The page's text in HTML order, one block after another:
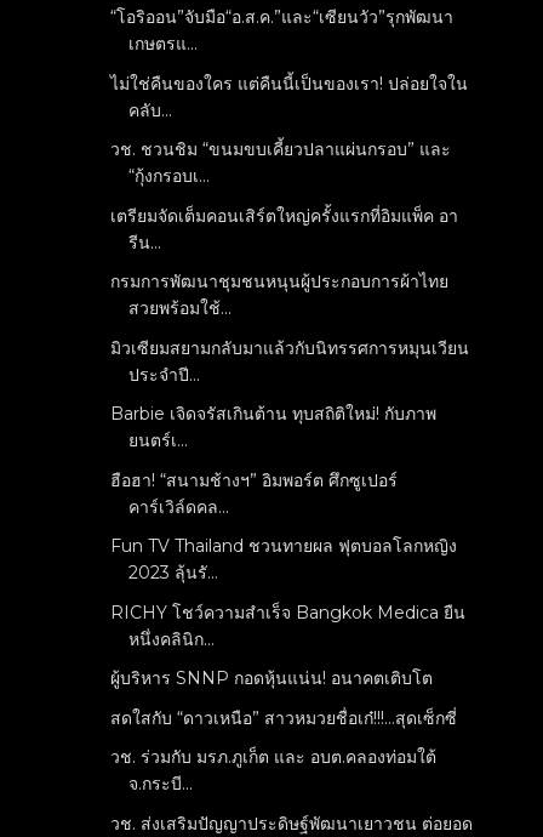
“โอริออน”จับมือ“อ.ส.ค.”และ“เซียนวัว”รุกพัฒนา
เกษตรแ...
ไม่ใช่คืนของใคร แต่คืนนี้เป็นของเรา! ปล่อยใจใน
คลับ...
วช. ชวนชิม “ขนมขบเคี้ยวปลาแผ่นกรอบ” และ
“กุ้งกรอบเ...
เตรียมจัดเต็มคอนเสิร์ตใหญ่ครั้งแรกที่อิมแพ็ค อา
รีน...
กรมการพัฒนาชุมชนหนุนผู้ประกอบการผ้าไทย
สวยพร้อมใช้...
มิวเซียมสยามกลับมาแล้วกับนิทรรศการหมุนเวียน
ประจำปี...
Barbie เจิดจรัสเกินต้าน ทุบสถิติใหม่! กับภาพ
ยนตร์เ...
ฮือฮา! “สนามช้างฯ” อิมพอร์ต ศึกซูเปอร์
คาร์เวิล์ดคล...
Fun TV Thailand ชวนทายผล ฟุตบอลโลกหญิง
2023 ลุ้นรั...
RICHY โชว์ความสำเร็จ Bangkok Medica ยืน
หนึ่งคลินิก...
ผู้บริหาร SNNP กอดหุ้นแน่น! อนาคตเติบโต
สดใสกับ “ดาวเหนือ” สาวหมวยชื่อเก๋!!!...สุดเซ็กซี่
วช. ร่วมกับ มรภ.ภูเก็ต และ อบต.คลองท่อมใต้
จ.กระบี...
วช. ส่งเสริมปัญญาประดิษฐ์พัฒนาเยาวชน ต่อยอด